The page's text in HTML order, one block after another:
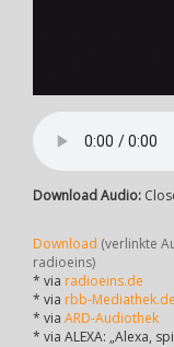
Download Audio:
Download (verlinkte
radioeins)
* via radioeins.de
* via rbb-Mediathek.de
* via ARD-Audiothek
* via ALEXA: „Alexa,